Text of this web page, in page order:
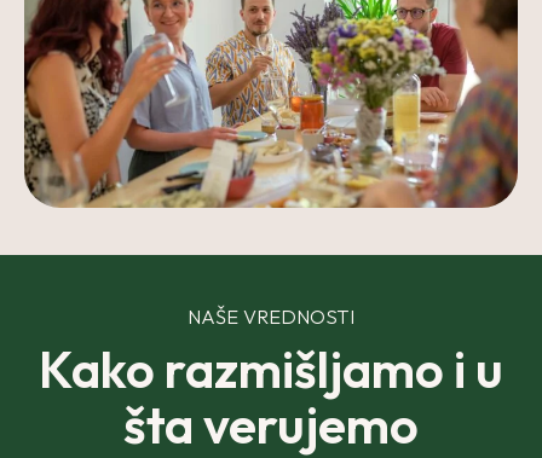
NAŠE VREDNOSTI
Kako razmišljamo i u
šta verujemo